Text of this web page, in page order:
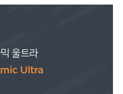
울트라
Ultra